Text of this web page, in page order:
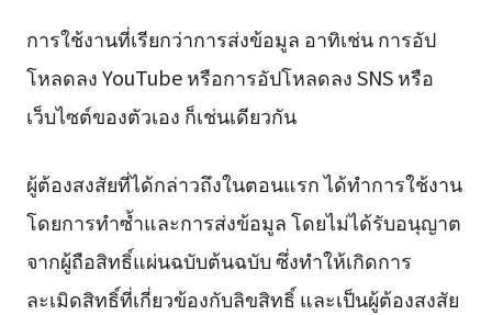
การใช้งานที่เรียกว่าการส่งข้อมูล อาทิเช่น การอัป
โหลดลง YouTube หรือการอัปโหลดลง SNS หรือ
เว็บไซต์ของตัวเอง ก็เช่นเดียวกัน
ผู้ต้องสงสัยที่ได้กล่าวถึงในตอนแรก ได้ทำการใช้งาน
โดยการทำซ้ำและการส่งข้อมูล โดยไม่ได้รับอนุญาต
จากผู้ถือสิทธิ์แผ่นฉบับต้นฉบับ ซึ่งทำให้เกิดการ
ละเมิดสิทธิ์ที่เกี่ยวข้องกับลิขสิทธิ์ และเป็นผู้ต้องสงสัย